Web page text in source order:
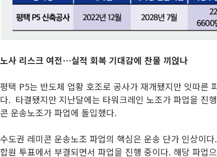
노사 리스크 여전…실적 회복 기대감에 찬물 끼얹나
평택 P5는 반도체 업황 호조로 공사가 재개됐지만 잇따른
다. 타결됐지만 지난달에는 타워크레인 노조가 파업을 진
콘 운송노조가 파업에 돌입했다.
수도권 레미콘 운송노조 파업의 핵심은 운송 단가 인상이
합원 투표에서 부결되면서 파업을 진행 중이다. 해당 파업